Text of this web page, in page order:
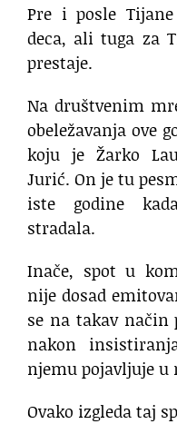
Pre i posle
deca, ali tuga za
prestaje.
Na društvenim
obeležavanja ove
koju je Žarko
Jurić. On je tu
iste godine
stradala.
Inače, spot u
nije dosad
se na takav način
nakon
njemu pojavljuje u
Ovako izgleda taj